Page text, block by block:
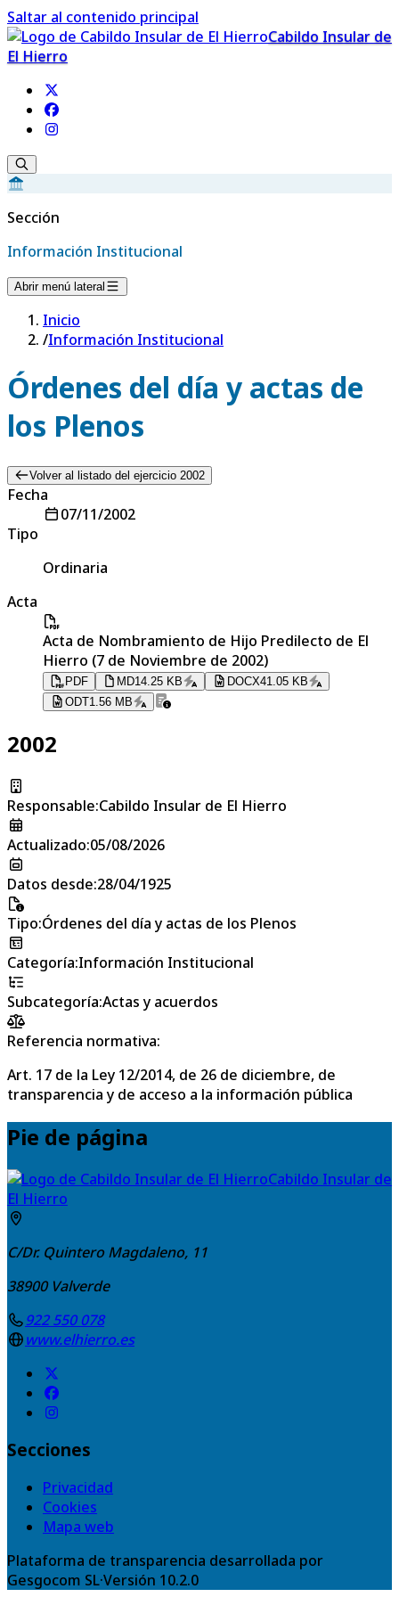
Saltar al contenido principal
Cabildo Insular de
El Hierro
Sección
Información Institucional
Abrir menú lateral
Inicio
/Información Institucional
Órdenes del día y actas de
los Plenos
Volver al listado del ejercicio 2002
Fecha
07/11/2002
Tipo
Ordinaria
Acta
Acta de Nombramiento de Hijo Predilecto de El
Hierro (7 de Noviembre de 2002)
PDF MD14.25 KB DOCX41.05 KB
ODT1.56 MB
2002
Responsable:Cabildo Insular de El Hierro
Actualizado:05/08/2026
Datos desde:28/04/1925
Tipo:Órdenes del día y actas de los Plenos
Categoría:Información Institucional
Subcategoría:Actas y acuerdos
Referencia normativa:
Art. 17 de la Ley 12/2014, de 26 de diciembre, de
transparencia y de acceso a la información pública
Pie de página
Cabildo Insular de
El Hierro
C/Dr. Quintero Magdaleno, 11
38900 Valverde
922 550 078
www.elhierro.es
Secciones
Privacidad
Cookies
Mapa web
Plataforma de transparencia desarrollada por
Gesgocom SL·Versión 10.2.0